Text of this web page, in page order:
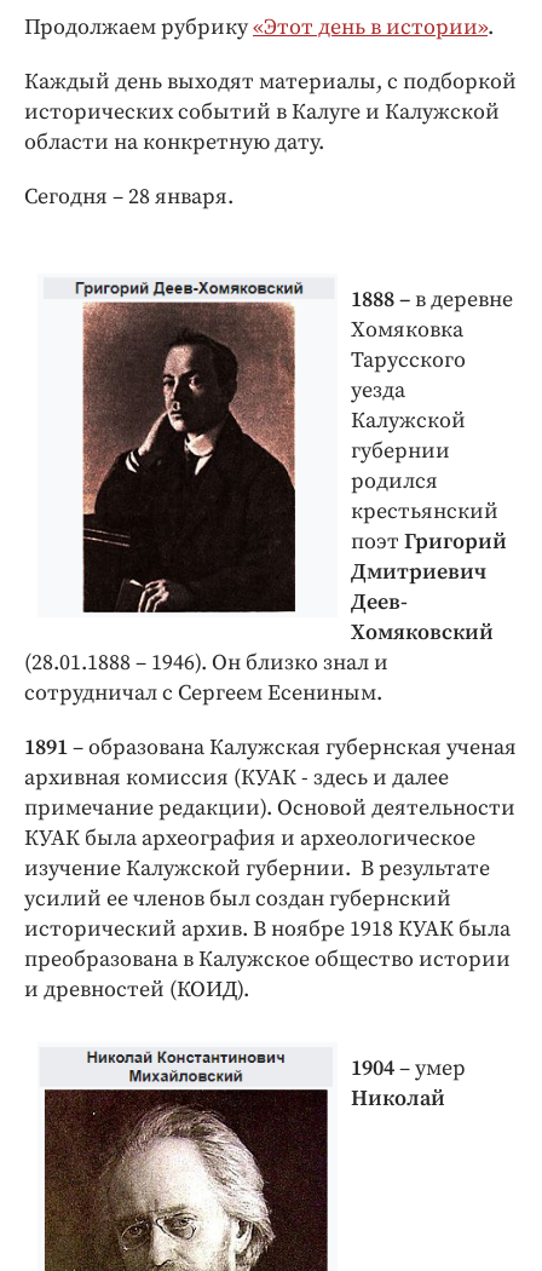
Интересное чтиво
Бренд года
Работодатель года
Продолжаем рубрику«Этот день в истории».
Каждый день выходят материалы, с подборкой
исторических событий в Калуге и Калужской
области на конкретную дату.
Сегодня – 28 января.
1888 –в деревне
Хомяковка
Тарусского
уезда
Калужской
губернии
родился
крестьянский
поэт Григорий
Дмитриевич
Деев-
Хомяковский
(28.01.1888 – 1946). Он близко знал и
сотрудничал с Сергеем Есениным.
1891– образована Калужская губернская ученая
архивная комиссия (КУАК - здесь и далее
примечание редакции). Основой деятельности
КУАК была археография и археологическое
изучение Калужской губернии. В результате
усилий ее членов был создан губернский
исторический архив. В ноябре 1918 КУАК была
преобразована в Калужское общество истории
и древностей (КОИД).
1904– умер
Николай